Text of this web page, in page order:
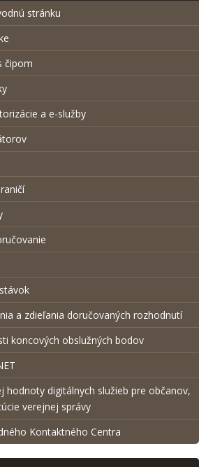
stránku
čipom
a e-služby
a zdieľania doručovaných rozhodnutí
koncových obslužných bodov
hodnoty digitálnych služieb pre občanov,
verejnej správy
Kontaktného Centra